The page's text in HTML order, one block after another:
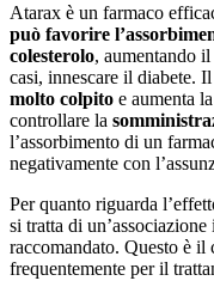
Atarax è un farmaco
può favorire
colesterolo, aumentando
casi, innescare il diabete.
molto colpito e aumenta
controllare la
l’assorbimento di un
negativamente con
Per quanto riguarda
si tratta di
raccomandato. Questo è il
frequentemente per il